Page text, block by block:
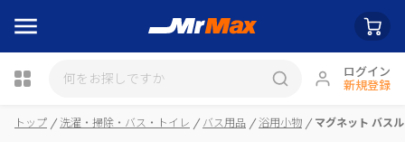
ログイン
新規登録
トップ 洗濯・掃除・バス・トイレ バス用品 浴用小物 マグネット バス